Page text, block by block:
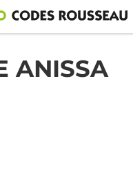
ANISSA